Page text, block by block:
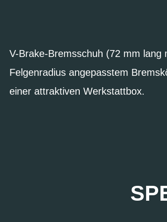
V-Brake-Bremsschuh (72 mm
Felgenradius angepasstem
einer attraktiven Werkstattbox.